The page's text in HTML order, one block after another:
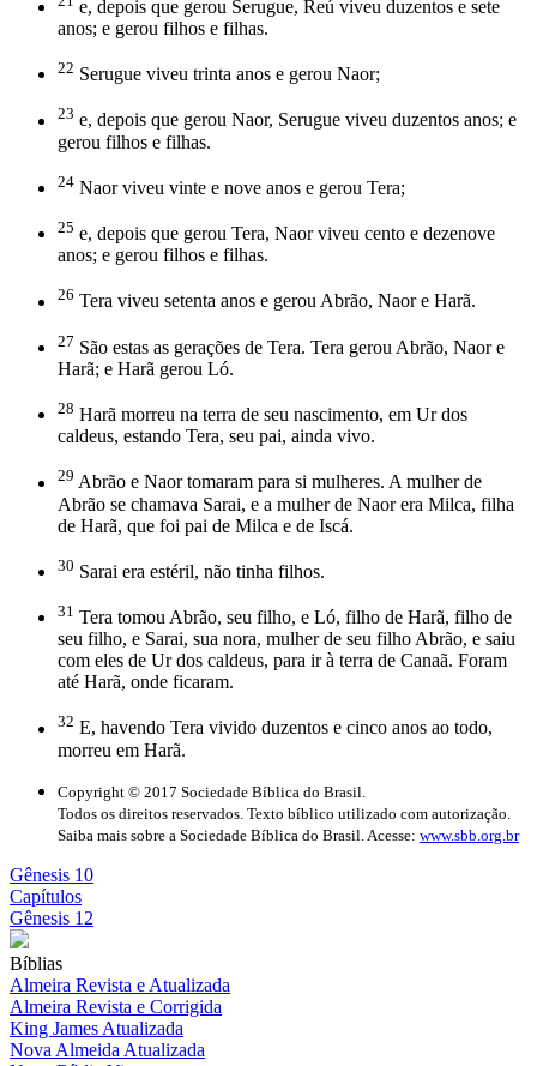
e, depois que gerou Serugue, Reú viveu duzentos e sete
anos; e gerou filhos e filhas.
22 Serugue viveu trinta anos e gerou Naor;
23 e, depois que gerou Naor, Serugue viveu duzentos anos; e
gerou filhos e filhas.
24 Naor viveu vinte e nove anos e gerou Tera;
25 e, depois que gerou Tera, Naor viveu cento e dezenove
anos; e gerou filhos e filhas.
26 Tera viveu setenta anos e gerou Abrão, Naor e Harã.
27 São estas as gerações de Tera. Tera gerou Abrão, Naor e
Harã; e Harã gerou Ló.
28 Harã morreu na terra de seu nascimento, em Ur dos
caldeus, estando Tera, seu pai, ainda vivo.
29 Abrão e Naor tomaram para si mulheres. A mulher de
Abrão se chamava Sarai, e a mulher de Naor era Milca, filha
de Harã, que foi pai de Milca e de Iscá.
30 Sarai era estéril, não tinha filhos.
31 Tera tomou Abrão, seu filho, e Ló, filho de Harã, filho de
seu filho, e Sarai, sua nora, mulher de seu filho Abrão, e saiu
com eles de Ur dos caldeus, para ir à terra de Canaã. Foram
até Harã, onde ficaram.
32 E, havendo Tera vivido duzentos e cinco anos ao todo,
morreu em Harã.
Copyright © 2017 Sociedade Bíblica do Brasil.
Todos os direitos reservados. Texto bíblico utilizado com autorização.
Saiba mais sobre a Sociedade Bíblica do Brasil. Acesse: www.sbb.org.br
Gênesis 10
Capítulos
Gênesis 12
Bíblias
Almeira Revista e Atualizada
Almeira Revista e Corrigida
King James Atualizada
Nova Almeida Atualizada